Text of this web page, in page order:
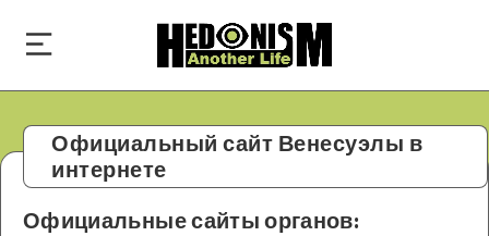
Официальный сайт Венесуэлы в
интернете
Официальные сайты органов: